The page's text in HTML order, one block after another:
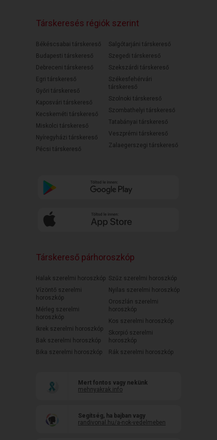
Társkeresés régiók szerint
Békéscsabai társkereső
Budapesti társkereső
Debreceni társkereső
Egri társkereső
Győri társkereső
Kaposvári társkereső
Kecskeméti társkereső
Miskolci társkereső
Nyíregyházi társkereső
Pécsi társkereső
Salgótarjáni társkereső
Szegedi társkereső
Szekszárdi társkereső
Székesfehérvári
társkereső
Szolnoki társkereső
Szombathelyi társkereső
Tatabányai társkereső
Veszprémi társkereső
Zalaegerszegi társkereső
Társkereső párhoroszkóp
Halak szerelmi horoszkóp
Vízöntő szerelmi
horoszkóp
Mérleg szerelmi
horoszkóp
Ikrek szerelmi horoszkóp
Bak szerelmi horoszkóp
Bika szerelmi horoszkóp
Szűz szerelmi horoszkóp
Nyilas szerelmi horoszkóp
Oroszlán szerelmi
horoszkóp
Kos szerelmi horoszkóp
Skorpió szerelmi
horoszkóp
Rák szerelmi horoszkóp
Mert fontos vagy nekünk
mehnyakrak.info
Segítség, ha bajban vagy
randivonal.hu/a-nok-vedelmeben